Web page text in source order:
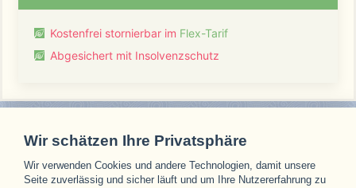
Kostenfrei stornierbar im Flex-Tarif
Abgesichert mit Insolvenzschutz
Unsere Partner
Wir schätzen Ihre Privatsphäre
Wir verwenden Cookies und andere Technologien, damit unsere
Seite zuverlässig und sicher läuft und um Ihre Nutzererfahrung zu